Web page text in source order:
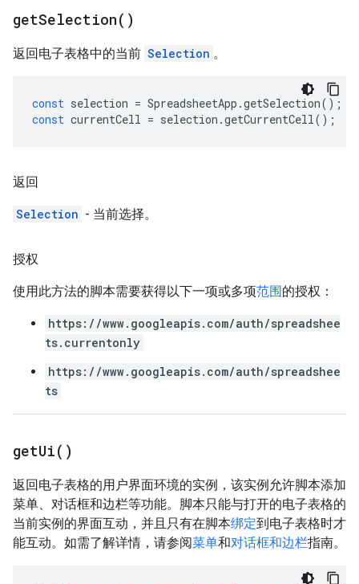
getSelection( )
返回电子表格中的当前 Selection 。
const selection = SpreadsheetApp .getSelection();
const currentCell = selection .getCurrentCell();
返回
Selection - 当前选择。
授权
使用此方法的脚本需要获得以下一项或多项范围的授权：
https://www.googleapis.com/auth/spreadshee
ts.currentonly
https://www.googleapis.com/auth/spreadshee
ts
getUi( )
返回电子表格的用户界面环境的实例，该实例允许脚本添加
菜单、对话框和边栏等功能。脚本只能与打开的电子表格的
当前实例的界面互动，并且只有在脚本绑定到电子表格时才
能互动。如需了解详情，请参阅菜单和对话框和边栏指南。